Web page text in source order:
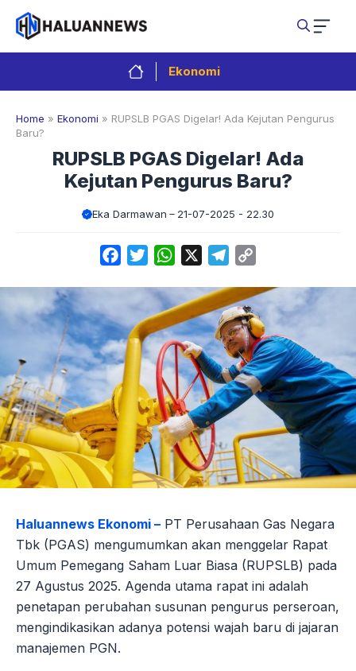
Langsung
isi
Ekonomi
Home » Ekonomi » RUPSLB PGAS Digelar! Ada Kejutan Pengurus
Baru?
RUPSLB PGAS Digelar! Ada
Kejutan Pengurus Baru?
Eka Darmawan 21-07-2025 - 22.30
FacebookTwitterWhatsApp Telegram
Haluannews Ekonomi – PT Perusahaan Gas Negara
Tbk (PGAS) mengumumkan akan menggelar Rapat
Umum Pemegang Saham Luar Biasa (RUPSLB) pada
27 Agustus 2025. Agenda utama rapat ini adalah
penetapan perubahan susunan pengurus perseroan,
mengindikasikan adanya potensi wajah baru di jajaran
manajemen PGN.